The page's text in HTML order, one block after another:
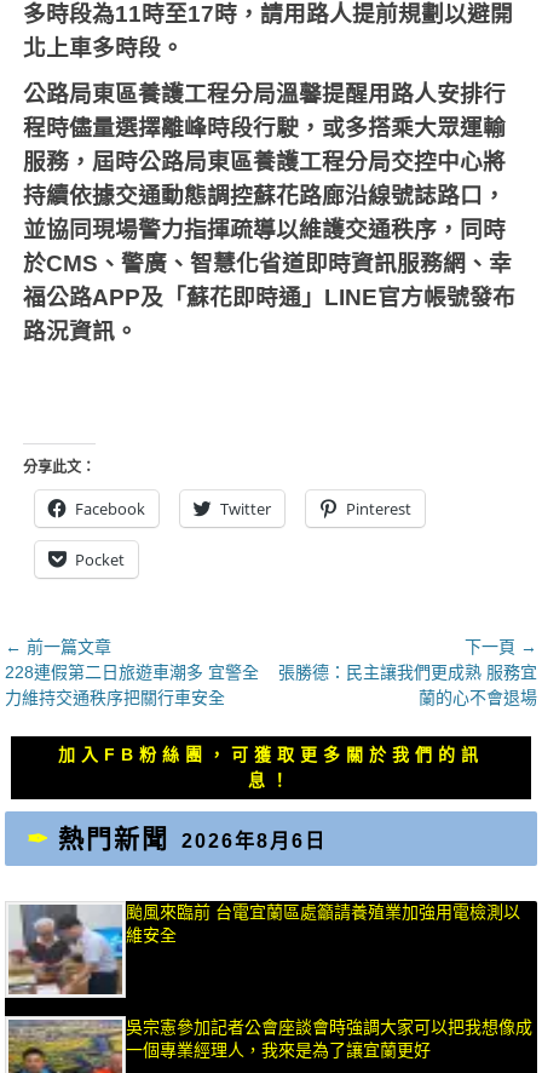
多時段為11時至17時，請用路人提前規劃以避開
北上車多時段。
公路局東區養護工程分局溫馨提醒用路人安排行
程時儘量選擇離峰時段行駛，或多搭乘大眾運輸
服務，屆時公路局東區養護工程分局交控中心將
持續依據交通動態調控蘇花路廊沿線號誌路口，
並協同現場警力指揮疏導以維護交通秩序，同時
於CMS 、警廣、智慧化省道即時資訊服務網、幸
福公路APP及「蘇花即時通」 LINE官方帳號發布
路況資訊。
分享此文：
Facebook Twitter Pinterest
Pocket
文
章
導
覽
← 前一篇文章
上
一
228連假第二日旅遊車潮多 宜警全
力維持交通秩序把關行車安全
下一頁 →
下
文
章：
張勝德：民主讓我們更成熟 服務宜
蘭的心不會退場
加入FB粉絲團，可獲取更多關於我們的訊
息！
熱門新聞 2026年8月6日
颱風來臨前 台電宜蘭區處籲請養殖業加強用電檢測以
維安全
吳宗憲參加記者公會座談會時強調大家可以把我想像成
一個專業經理人，我來是為了讓宜蘭更好